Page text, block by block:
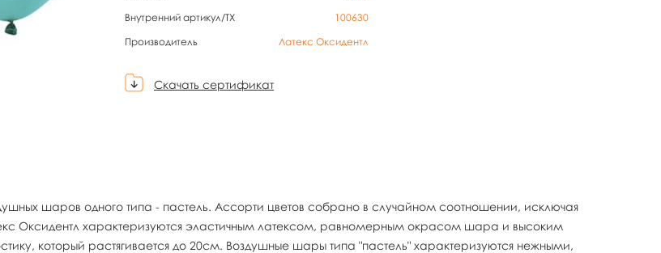
Внутренний артикул/TX
100630
Производитель
Латекс Оксидентл
Скачать сертификат
шаров одного типа - пастель. Ассорти цветов собрано в случайном соотношении, исключая
Оксидентл характеризуются эластичным латексом, равномерным окрасом шара и высоким
который растягивается до 20см. Воздушные шары типа "пастель" характеризуются нежными,